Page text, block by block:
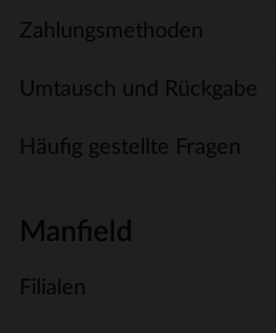
Zahlungsmethoden
Umtausch und Rückgabe
Häufig gestellte Fragen
Manfield
Filialen